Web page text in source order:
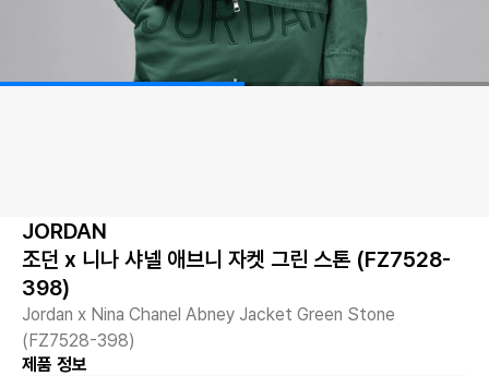
JORDAN
조던 x 니나 샤넬 애브니 자켓 그린 스톤 (FZ7528-
398)
Jordan x Nina Chanel Abney Jacket Green Stone
(FZ7528-398)
제품 정보